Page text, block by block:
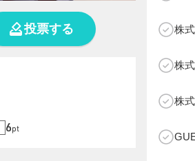
株
株
株
投票する
6pt